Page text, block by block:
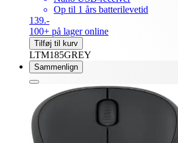
Op til 1 års batterilevetid
139.-
100+ på lager online
Tilføj til kurv
LTM185GREY
Sammenlign